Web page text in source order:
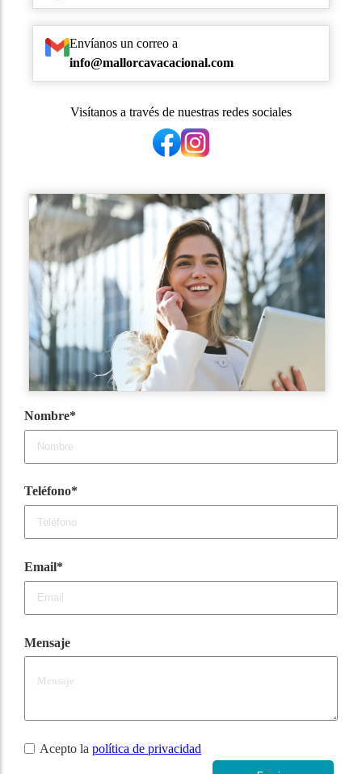
Envíanos un correo a
info@mallorcavacacional.com
Visítanos a través de nuestras redes sociales
Nombre*
Teléfono*
Email*
Mensaje
Acepto lapolítica de privacidad